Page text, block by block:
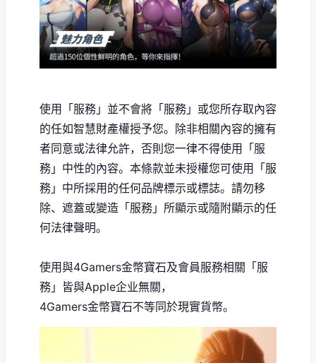
使用「服務」並不會將「服務」或您所存取內容
的任如智慧財產權授予您。除非相關內容的擁有
者同意或法律允許，否則您一律不得使用「服
務」中性的內容。本條款並未授權您可使用「服
務」中所採用的任何品牌標示或標誌。請勿移
除、遮蓋或變造「服務」所顯示或隨附顯示的任
何法律聲明。
使用與4Gamers金幣寶石及會員服務相關「服
務」皆與Apple企业無關，
4Gamers金幣寶石不等同於現實貨幣。